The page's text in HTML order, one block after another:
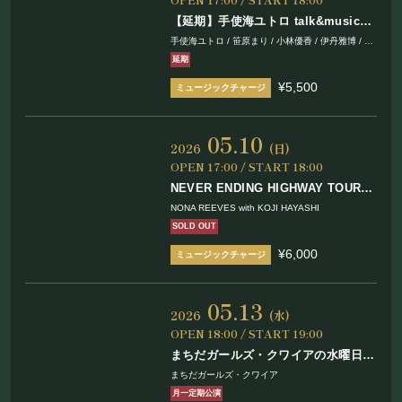
【延期】手使海ユトロ talk&music
「ENDORPHIN〜エンドルフィン」
手使海ユトロ / 笹原まり / 小林優香 / 伊丹雅博 / 西
本明 / 本田達也 / 仙道さおり / 蛭牟田実里
延期
¥5,500
2026 05.10 (日)
OPEN 17:00 / START 18:00
NEVER ENDING HIGHWAY TOUR
2026
with KOJI HAYASHI
NONA REEVES with KOJI HAYASHI
SOLD OUT
¥6,000
2026 05.13 (水)
OPEN 18:00 / START 19:00
まちだガールズ・クワイアの水曜日は
Wednesday!! Vol.82
まちだガールズ・クワイア
月一定期公演